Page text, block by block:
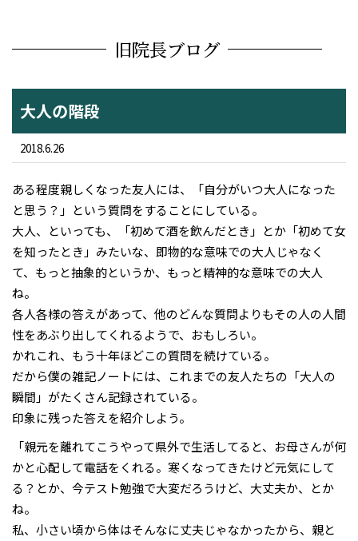
旧院長ブログ
大人の階段
2018.6.26
ある程度親しくなった友人には、「自分がいつ大人になった
と思う？」という質問をすることにしている。
大人、といっても、「初めて酒を飲んだとき」とか「初めて女
を知ったとき」みたいな、即物的な意味での大人じゃなく
て、もっと抽象的というか、もっと精神的な意味での大人
ね。
各人各様の答えがあって、他のどんな質問よりもその人の人間
性をあぶり出してくれるようで、おもしろい。
かれこれ、もう十年ほどこの質問を続けている。
だから僕の雑記ノートには、これまでの友人たちの「大人の
瞬間」がたくさん記録されている。
印象に残った答えを紹介しよう。
「親元を離れてこうやって県外で生活してると、お母さんが何
かと心配して電話をくれる。寒くなってきたけど元気にして
る？とか、今テスト勉強で大変だろうけど、大丈夫か、とか
ね。
私、小さい頃から体はそんなに丈夫じゃなかったから、親と